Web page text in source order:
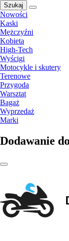
Szukaj
Nowości
Kaski
Mężczyźni
Kobieta
High-Tech
Wyścigi
Motocykle i skutery
Terenowe
Przygoda
Warsztat
Bagaż
Wyprzedaż
Marki
Dodawanie